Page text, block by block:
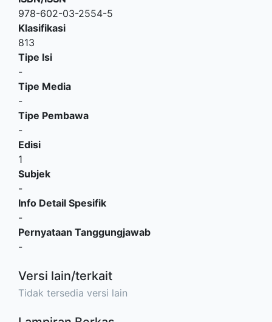
978-602-03-2554-5
Klasifikasi
813
Tipe Isi
-
Tipe Media
-
Tipe Pembawa
-
Edisi
1
Subjek
-
Info Detail Spesifik
-
Pernyataan Tanggungjawab
-
Versi lain/terkait
Tidak tersedia versi lain